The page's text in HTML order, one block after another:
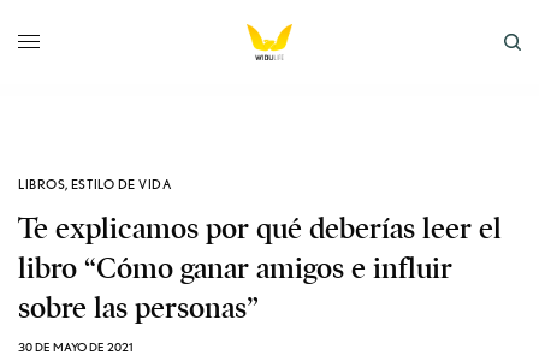
LIBROS, ESTILO DE VIDA
Te explicamos por qué deberías leer el
libro “Cómo ganar amigos e influir
sobre las personas”
30 DE MAYO DE 2021